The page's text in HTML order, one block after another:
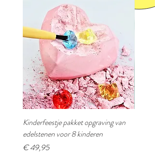
Kinderfeestje pakket opgraving van
edelstenen voor 8 kinderen
Prijs
€ 49,95